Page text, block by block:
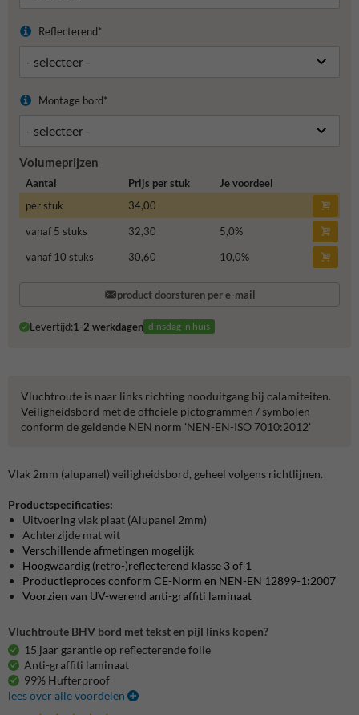
Reflecterend*
Montage bord*
Volumeprijzen
Aantal Prijs per stuk
Je voordeel
per stuk
34,00
vanaf 5 stuks
32,30 5,0%
vanaf 10 stuks
30,60 10,0%
product doorsturen per e-mail
Levertijd:1-2 werkdagen dinsdag in huis
Vluchtroute is naar links richting nooduitgang bij calamiteiten.
Veiligheidsbord met de officiële pictogrammen / symbolen
conform de geldende NEN norm 'NEN-EN-ISO 7010:2012'
Vlak 2mm (alupanel) veiligheidsbord, geheel volgens richtlijnen.
Productspecificaties:
Uitvoering vlak plaat (Alupanel 2mm)
Achterzijde mat wit
Verschillende afmetingen mogelijk
Hoogwaardig (retro-)reflecterend klasse 3 of 1
Productieproces conform CE-Norm en NEN-EN 12899-1:2007
Voorzien van UV-werend anti-graffiti laminaat
Vluchtroute BHV bord met tekst en pijl links kopen?
15 jaar garantie op reflecterende folie
Anti-graffiti laminaat
99% Hufterproof
lees over alle voordelen